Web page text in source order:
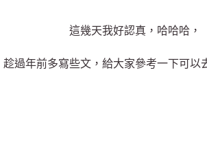
這幾天我好認真，哈哈哈，
趁過年前多寫些文，給大家參考一下可以